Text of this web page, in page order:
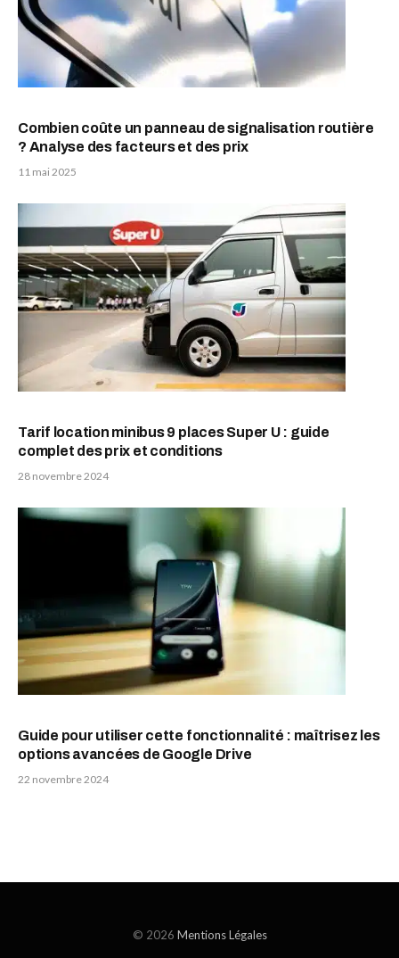
Combien coûte un panneau de signalisation routière
? Analyse des facteurs et des prix
11 mai 2025
Tarif location minibus 9 places Super U : guide
complet des prix et conditions
28 novembre 2024
Guide pour utiliser cette fonctionnalité : maîtrisez les
options avancées de Google Drive
22 novembre 2024
© 2026 Mentions Légales